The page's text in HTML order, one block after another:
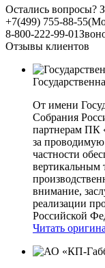
Остались вопросы?
+7(499) 755-88-55
8-800-222-99-01
Отзывы клиентов
От имени
Собрания
партнерам ПК
за проводимую
частности
вертикальным
внимание,
реализации
Российской
Читать